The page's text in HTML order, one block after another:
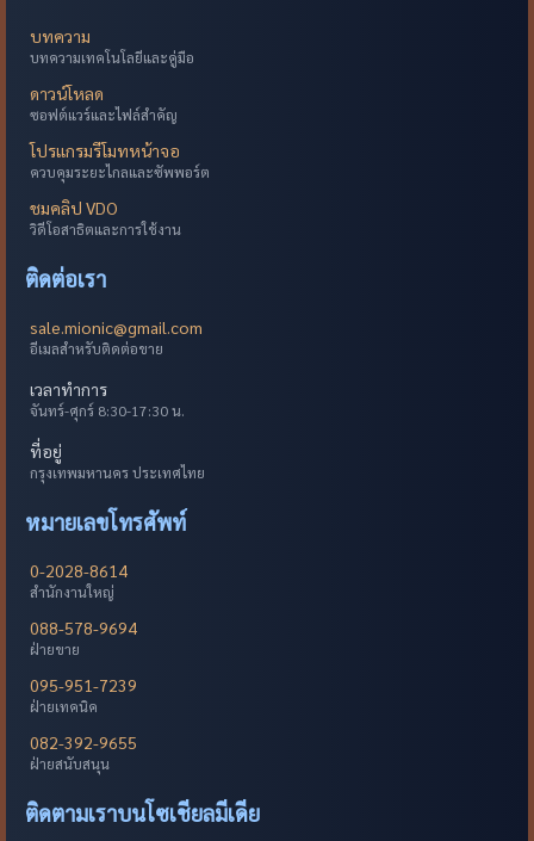
บทความ
บทความเทคโนโลยีและคู่มือ
ดาวน์โหลด
ซอฟต์แวร์และไฟล์สำคัญ
โปรแกรมรีโมทหน้าจอ
ควบคุมระยะไกลและซัพพอร์ต
ชมคลิป VDO
วิดีโอสาธิตและการใช้งาน
ติดต่อเรา
sale.mionic@gmail.com
อีเมลสำหรับติดต่อขาย
เวลาทำการ
จันทร์-ศุกร์ 8:30-17:30 น.
ที่อยู่
กรุงเทพมหานคร ประเทศไทย
หมายเลขโทรศัพท์
0-2028-8614
สำนักงานใหญ่
088-578-9694
ฝ่ายขาย
095-951-7239
ฝ่ายเทคนิค
082-392-9655
ฝ่ายสนับสนุน
ติดตามเราบนโซเชียลมีเดีย